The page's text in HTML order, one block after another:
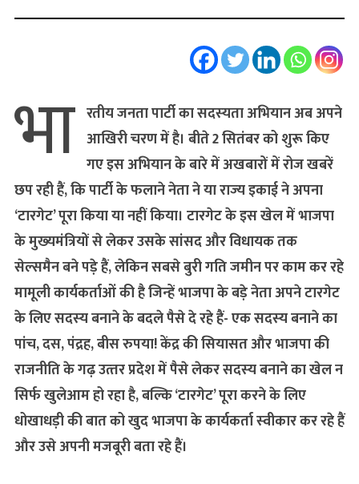
भा रतीय जनता पार्टी का सदस्‍यता अभियान अब अपने
आखिरी चरण में है। बीते 2 सितंबर को शुरू किए
गए इस अभियान के बारे में अखबारों में रोज खबरें
छप रही हैं, कि पार्टी के फलाने नेता ने या राज्‍य इकाई ने अपना
‘टारगेट’ पूरा किया या नहीं किया। टारगेट के इस खेल में भाजपा
के मुख्‍यमंत्रियों से लेकर उसके सांसद और विधायक तक
सेल्‍समैन बने पड़े हैं, लेकिन सबसे बुरी गति जमीन पर काम कर रहे
मामूली कार्यकर्ताओं की है जिन्‍हें भाजपा के बड़े नेता अपने टारगेट
के लिए सदस्‍य बनाने के बदले पैसे दे रहे हैं- एक सदस्‍य बनाने का
पांच, दस, पंद्रह, बीस रुपया! केंद्र की सियासत और भाजपा की
राजनीति के गढ़ उत्‍तर प्रदेश में पैसे लेकर सदस्‍य बनाने का खेल न
सिर्फ खुलेआम हो रहा है, बल्कि ‘टारगेट’ पूरा करने के लिए
धोखाधड़ी की बात को खुद भाजपा के कार्यकर्ता स्‍वीकार कर रहे हैं
और उसे अपनी मजबूरी बता रहे हैं।